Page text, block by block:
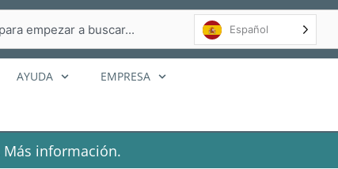
Español
AYUDA EMPRESA
Más información.